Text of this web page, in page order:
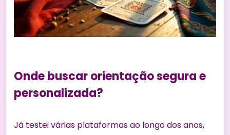
Onde buscar orientação segura e
personalizada?
Já testei várias plataformas ao longo dos anos,